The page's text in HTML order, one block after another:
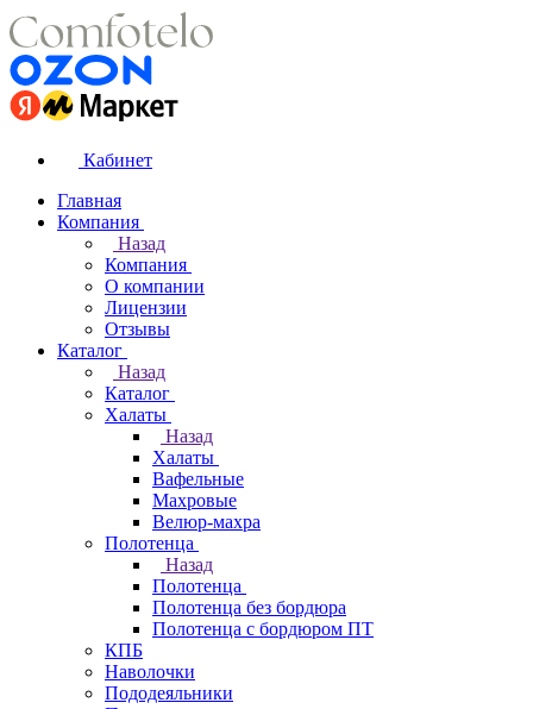
Кабинет
Главная
Компания
Назад
Компания
О компании
Лицензии
Отзывы
Каталог
Назад
Каталог
Халаты
Назад
Халаты
Вафельные
Махровые
Велюр-махра
Полотенца
Назад
Полотенца
Полотенца без бордюра
Полотенца с бордюром ПТ
КПБ
Наволочки
Пододеяльники